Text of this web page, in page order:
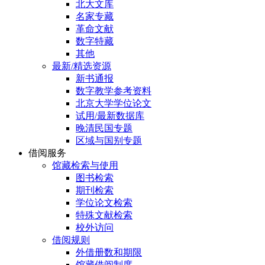
北大文库
名家专藏
革命文献
数字特藏
其他
最新/精选资源
新书通报
数字教学参考资料
北京大学学位论文
试用/最新数据库
晚清民国专题
区域与国别专题
借阅服务
馆藏检索与使用
图书检索
期刊检索
学位论文检索
特殊文献检索
校外访问
借阅规则
外借册数和期限